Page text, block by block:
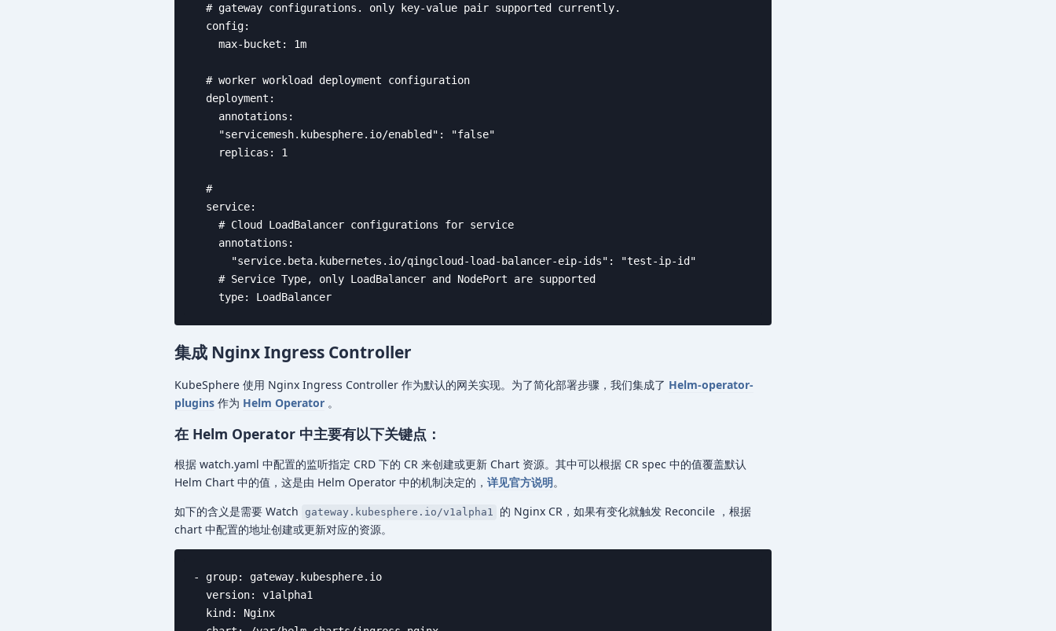
  # gateway configurations. only key-value pair supported currently.
  config:
    max-bucket: 1m
  # worker workload deployment configuration
  deployment:
    annotations:
    "servicemesh.kubesphere.io/enabled": "false"
    replicas: 1
  #
  service:
    # Cloud LoadBalancer configurations for service
    annotations:
      "service.beta.kubernetes.io/qingcloud-load-balancer-eip-ids": "test-ip-id"
    # Service Type, only LoadBalancer and NodePort are supported
    type: LoadBalancer
集成 Nginx Ingress Controller
KubeSphere 使用 Nginx Ingress Controller 作为默认的网关实现。为了简化部署步骤，我们集成了 Helm-operator-
plugins 作为 Helm Operator 。
在 Helm Operator 中主要有以下关键点：
根据 watch.yaml 中配置的监听指定 CRD 下的 CR 来创建或更新 Chart 资源。其中可以根据 CR spec 中的值覆盖默认
Helm Chart 中的值，这是由 Helm Operator 中的机制决定的， 详见官方说明。
如下的含义是需要 Watch gateway.kubesphere.io/v1alpha1
的 Nginx CR，如果有变化就触发 Reconcile ，根据
chart 中配置的地址创建或更新对应的资源。
- group: gateway.kubesphere.io
  version: v1alpha1
  kind: Nginx